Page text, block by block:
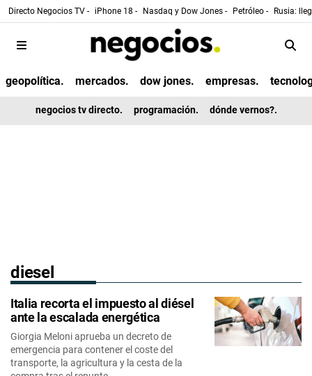
Directo Negocios TV - iPhone 18 - Nasdaq y Dow Jones - Petróleo - Rusia:
geopolítica. mercados. dow jones. empresas.
negocios tv directo. programación. dónde vernos?.
diesel
Italia recorta el impuesto al diésel
ante la escalada energética
Giorgia Meloni aprueba un decreto de
emergencia para contener el coste del
transporte, la agricultura y la cesta de la